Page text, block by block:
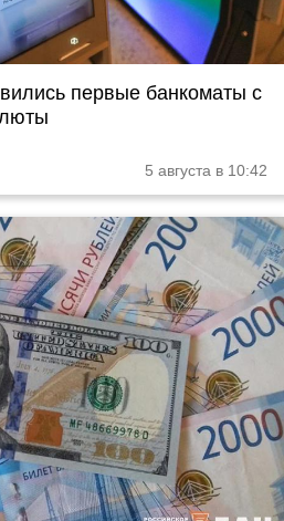
первые банкоматы с
5 августа в 10:42